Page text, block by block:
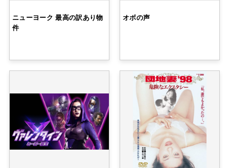
ニューヨーク 最高の訳あり物
件
オボの声